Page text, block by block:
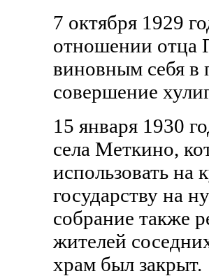
7 октября 1929
отношении отца
виновным себя в
совершение
15 января 1930
села Меткино,
использовать на
государству на
собрание также
жителей
храм был закрыт.